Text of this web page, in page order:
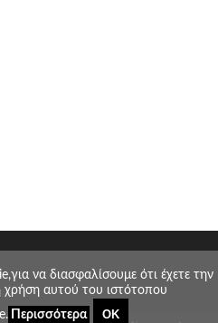
να διασφαλίσουμε ότι έχετε την
χρήση αυτού του ιστότοπου
Περισσότερα ΟΚ